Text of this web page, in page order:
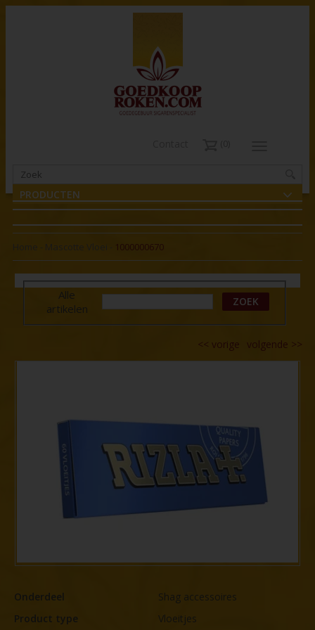
PRODUCTEN
1000000670
Alle
artikelen
ZOEK
volgende >>
<< vorige
Onderdeel
Shag accessoires
Product type
Vloeitjes